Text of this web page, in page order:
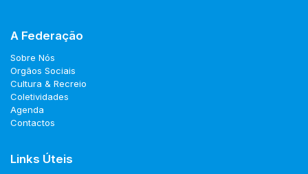
A Federação
Sobre Nós
Orgãos Sociais
Cultura & Recreio
Coletividades
Agenda
Contactos
Links Úteis